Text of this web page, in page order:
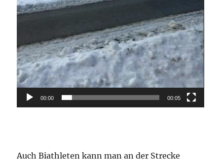
00:00 00:05
Auch Biathleten kann man an der Strecke